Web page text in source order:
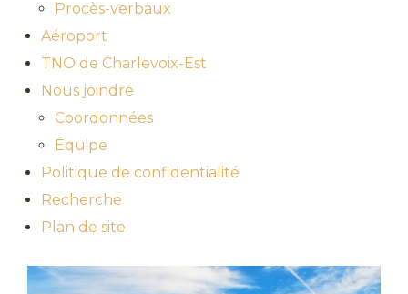
Procès-verbaux
Aéroport
TNO de Charlevoix-Est
Nous joindre
Coordonnées
Équipe
Politique de confidentialité
Recherche
Plan de site